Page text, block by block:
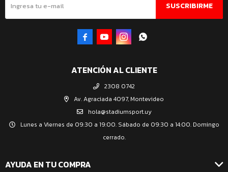
ATENCIÓN AL CLIENTE
2308 0742
Av. Agraciada 4097, Montevideo
hola@stadiumsport.uy
Lunes a Viernes de 09:30 a 19:00. Sábado de 09:30 a 14:00. Domingo
cerrado.
AYUDA EN TU COMPRA
SUSCRIBIRME
   